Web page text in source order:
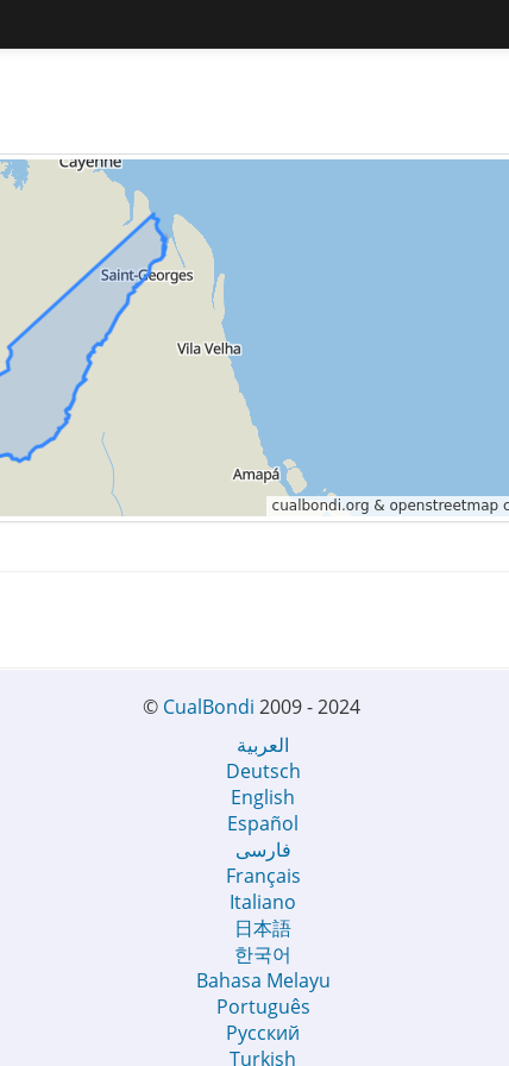
© CualBondi 2009 - 2024
العربية
Deutsch
English
Español
فارسی
Français
Italiano
日本語
한국어
Bahasa Melayu
Português
Русский
Turkish